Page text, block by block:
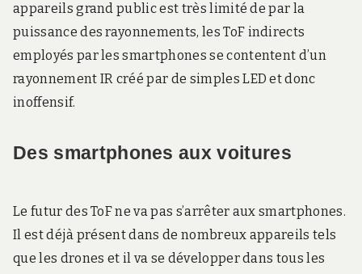
appareils grand public est très limité de par la
puissance des rayonnements, les ToF indirects
employés par les smartphones se contentent d’un
rayonnement IR créé par de simples LED et donc
inoffensif.
Des smartphones aux voitures
Le futur des ToF ne va pas s’arrêter aux smartphones.
Il est déjà présent dans de nombreux appareils tels
que les drones et il va se développer dans tous les